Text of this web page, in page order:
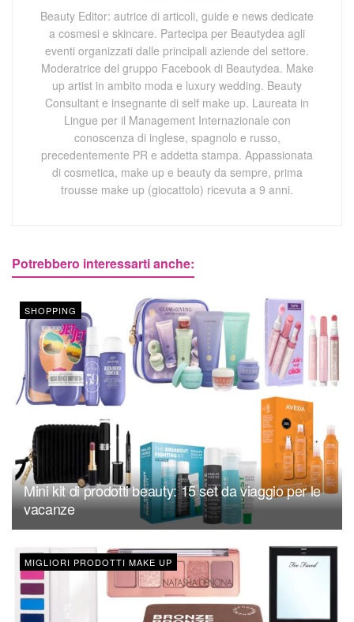
Beauty Editor: autrice di articoli, guide e news dedicate
a cosmesi e skincare. Partecipa per Beautydea agli
eventi organizzati dalle principali aziende del settore.
Moderatrice del gruppo Facebook di Beautydea. Make
up artist in ambito moda e luxury wedding. Beauty
Consultant e insegnante di self make up. Laureata in
Lingue per il Management Internazionale con
conoscenza di inglese, spagnolo e russo,
precedentemente PR e addetta stampa. Appassionata
di cosmetica, make up e beauty da sempre, prima
trousse make up (giocattolo) ricevuta a 9 anni.
Potrebbero interessarti anche:
SHOPPING
Mini kit di prodotti beauty: 15 set da viaggio per le
vacanze
MIGLIORI PRODOTTI MAKE UP